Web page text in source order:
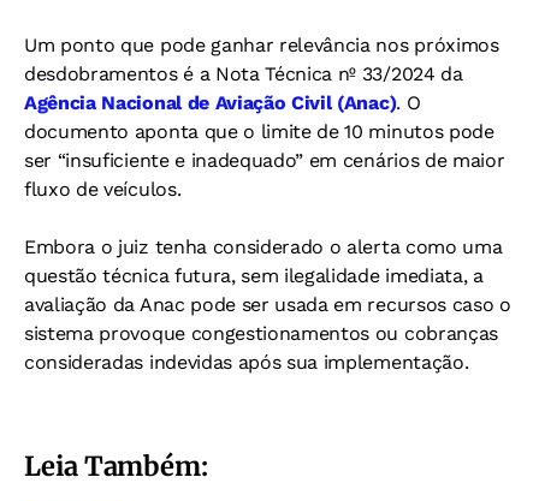
Um ponto que pode ganhar relevância nos próximos
desdobramentos é a Nota Técnica nº 33/2024 da
Agência Nacional de Aviação Civil (Anac). O
documento aponta que o limite de 10 minutos pode
ser “insuficiente e inadequado” em cenários de maior
fluxo de veículos.
Embora o juiz tenha considerado o alerta como uma
questão técnica futura, sem ilegalidade imediata, a
avaliação da Anac pode ser usada em recursos caso o
sistema provoque congestionamentos ou cobranças
consideradas indevidas após sua implementação.
Leia Também: